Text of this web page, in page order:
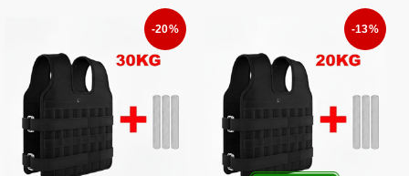
-13%
-20%